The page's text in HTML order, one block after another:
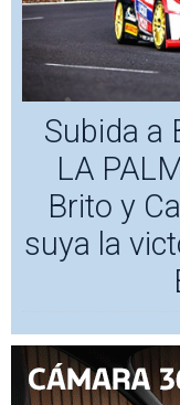
Subida a
LA
Brito y
suya la